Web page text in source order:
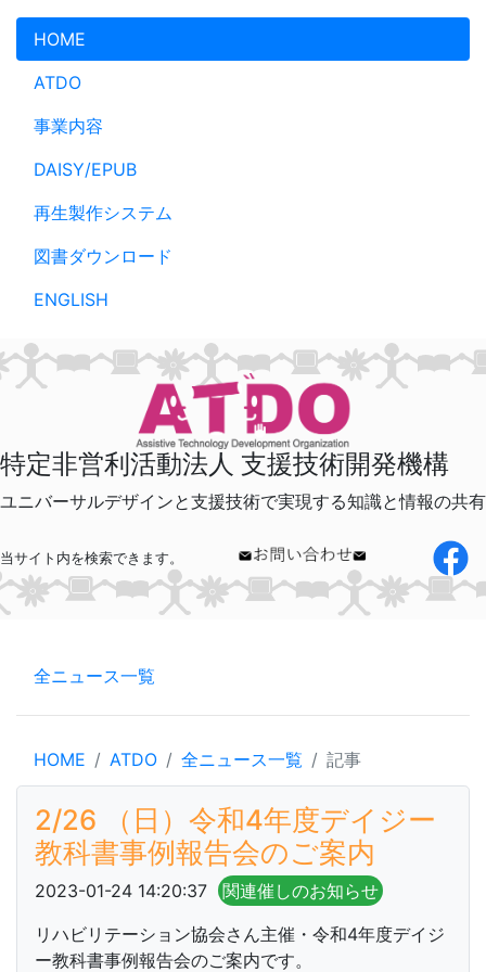
メインコンテンツへスキップ
HOME
ATDO
事業内容
DAISY/EPUB
再生製作システム
図書ダウンロード
ENGLISH
特定非営利活動法人 支援技術開発機構
ユニバーサルデザインと支援技術で実現する知識と情報の共有
当サイト内を検索できます。
全ニュース一覧
HOME ATDO 全ニュース一覧 記事
2/26 （日）令和4年度デイジー
教科書事例報告会のご案内
2023-01-24 14:20:37
関連催しのお知らせ
リハビリテーション協会さん主催・令和4年度デイジ
ー教科書事例報告会のご案内です。